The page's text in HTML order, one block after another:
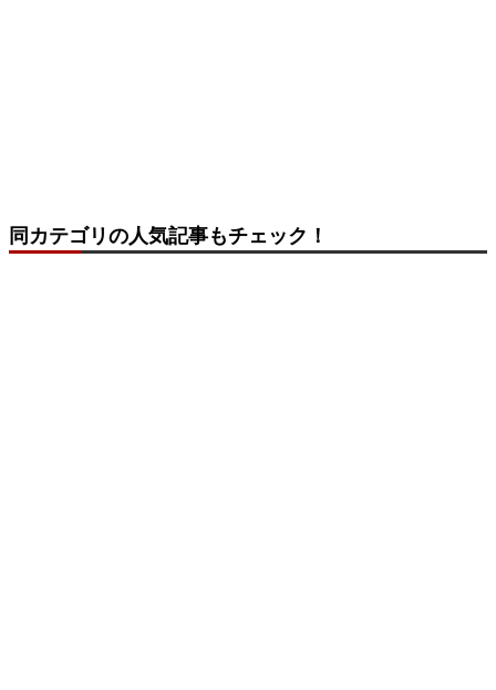
同カテゴリの人気記事もチェック！